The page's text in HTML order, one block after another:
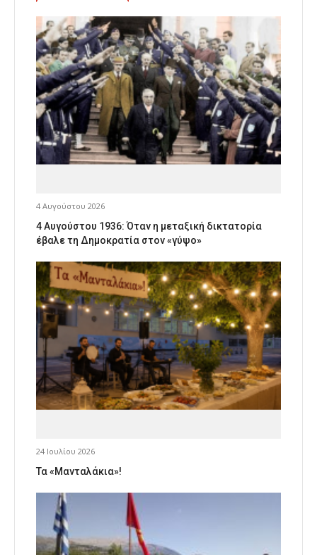
4 Αυγούστου 2026
4 Αυγούστου 1936: Όταν η μεταξική δικτατορία
έβαλε τη Δημοκρατία στον «γύψο»
24 Ιουλίου 2026
Τα «Μανταλάκια»!